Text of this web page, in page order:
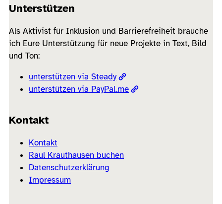
Unterstützen
Als Aktivist für Inklusion und Barrierefreiheit brauche
ich Eure Unterstützung für neue Projekte in Text, Bild
und Ton:
unterstützen via Steady
unterstützen via PayPal.me
Kontakt
Kontakt
Raul Krauthausen buchen
Datenschutzerklärung
Impressum